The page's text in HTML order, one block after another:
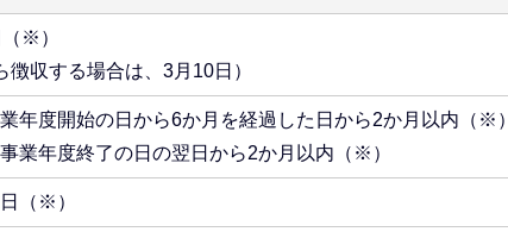
※）
徴収する場合は、3月10日）
年度開始の日から6か月を経過した日から2か月以内（※）
業年度終了の日の翌日から2か月以内（※）
（※）